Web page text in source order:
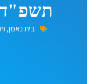
תשפ"ד –
בית נאמן,